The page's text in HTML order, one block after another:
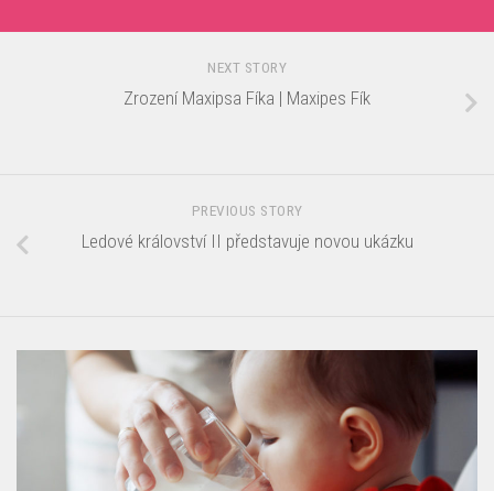
NEXT STORY
Zrození Maxipsa Fíka | Maxipes Fík
PREVIOUS STORY
Ledové království II představuje novou ukázku